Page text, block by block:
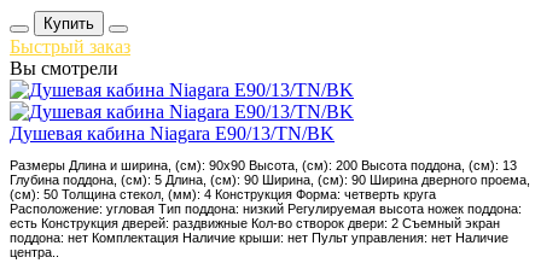
Купить
Быстрый заказ
Вы смотрели
Душевая кабина Niagara E90/13/TN/BK
Размеры Длина и ширина, (см): 90x90 Высота, (см): 200 Высота поддона, (см): 13
Глубина поддона, (см): 5 Длина, (см): 90 Ширина, (см): 90 Ширина дверного проема,
(см): 50 Толщина стекол, (мм): 4 Конструкция Форма: четверть круга
Расположение: угловая Тип поддона: низкий Регулируемая высота ножек поддона:
есть Конструкция дверей: раздвижные Кол-во створок двери: 2 Съемный экран
поддона: нет Комплектация Наличие крыши: нет Пульт управления: нет Наличие
центра..